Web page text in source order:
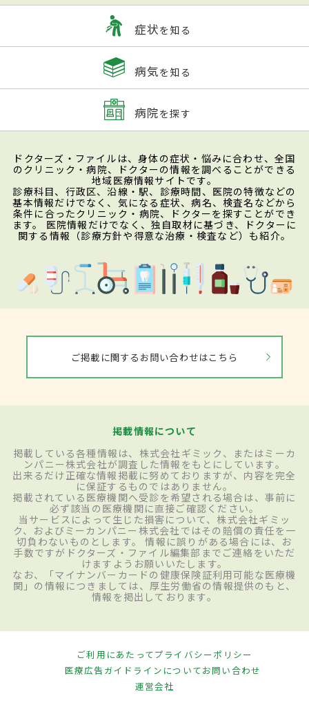
症状を知る
病気を知る
病院を探す
ドクターズ・ファイルは、身体の症状・悩みに合わせ、全国
のクリニック・病院、ドクターの情報を調べることができる
地域医療情報サイトです。
診療科目、行政区、沿線・駅、診療時間、医院の特徴などの
基本情報だけでなく、気になる症状、病名、検査名などから
条件に合ったクリニック・病院、ドクターを探すことができ
ます。 医院情報だけでなく、独自取材に基づき、ドクターに
関する情報（診療方針や得意な治療・検査など）も紹介。
ご掲載に関するお問い合わせはこちら
掲載情報について
掲載している各種情報は、株式会社ギミック、またはミーカ
ンパニー株式会社が調査した情報をもとにしています。
出来るだけ正確な情報掲載に努めておりますが、内容を完全
に保証するものではありません。
掲載されている医療機関へ受診を希望される場合は、事前に
必ず該当の医療機関に直接ご確認ください。
当サービスによって生じた損害について、株式会社ギミッ
ク、およびミーカンパニー株式会社ではその賠償の責任を一
切負わないものとします。 情報に誤りがある場合には、お
手数ですがドクターズ・ファイル編集部までご連絡をいただ
けますようお願いいたします。
なお、「マイナンバーカードの健康保険証利用可能な医療機
関」の情報につきましては、厚生労働省の情報提供のもと、
情報を掲出しております。
ご利用にあたってプライバシーポリシー
医療広告ガイドラインについてお問い合わせ
運営会社